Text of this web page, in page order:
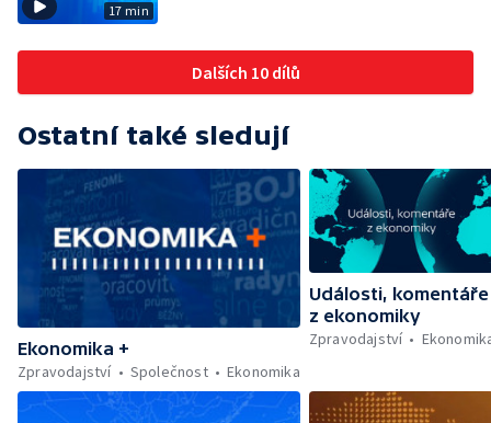
17 min
Dalších 10 dílů
Ostatní také sledují
Ekonomika +
Zpravodajství
Společnost Ekonomika
Události, komentáře
z ekonomiky
Zpravodajství